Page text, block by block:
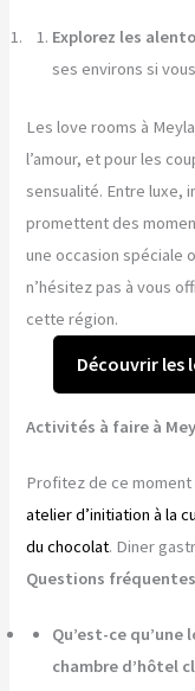
Explorez les
ses environs si
Les love rooms à
l’amour, et pour les
sensualité. Entre luxe,
promettent des
une occasion spéciale
n’hésitez pas à vous
cette région.
Découvrir les
Activités à faire à
Profitez de ce
atelier d’initiation à la
du chocolat. Diner
Questions fréquentes
Qu’est-ce
chambre d’hôtel